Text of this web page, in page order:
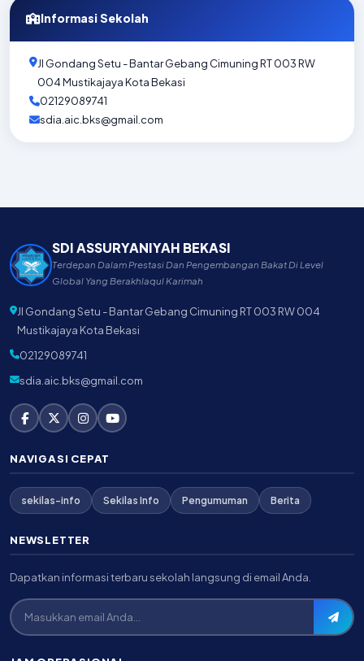
Informasi Sekolah
Jl Gondang Setu - Bantar Gebang Cimuning RT 003 RW
004 Mustikajaya Kota Bekasi
02129089741
sdia.aic.bks@gmail.com
SDI ASSURYANIYAH BEKASI
Terdepan Dalam Prestasi Dan Pengembangan Bakat Di Level
Global Yang Berakhlaqul Karimah
Jl Gondang Setu - Bantar Gebang Cimuning RT 003 RW 004
Mustikajaya Kota Bekasi
02129089741
sdia.aic.bks@gmail.com
NAVIGASI CEPAT
sekilas-info Sekilas Info Pengumuman Berita
NEWSLETTER
Dapatkan informasi terbaru sekolah langsung di email Anda.